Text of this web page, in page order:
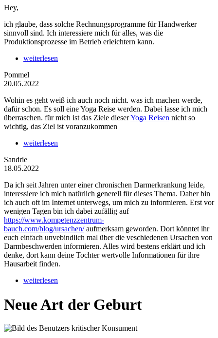
Hey,
ich glaube, dass solche Rechnungsprogramme für Handwerker
sinnvoll sind. Ich interessiere mich für alles, was die
Produktionsprozesse im Betrieb erleichtern kann.
weiterlesen
Pommel
20.05.2022
Wohin es geht weiß ich auch noch nicht. was ich machen werde,
dafür schon. Es soll eine Yoga Reise werden. Dabei lasse ich mich
überraschen. für mich ist das Ziele dieserYoga Reisen nicht so
wichtig, das Ziel ist voranzukommen
weiterlesen
Sandrie
18.05.2022
Da ich seit Jahren unter einer chronischen Darmerkrankung leide,
interessiere ich mich natürlich generell für dieses Thema. Daher bin
ich auch oft im Internet unterwegs, um mich zu informieren. Erst vor
wenigen Tagen bin ich dabei zufällig auf
https://www.kompetenzzentrum-
bauch.com/blog/ursachen/aufmerksam geworden. Dort könntet ihr
euch einfach unvebindlich mal über die veschiedenen Ursachen von
Darmbeschwerden informieren. Alles wird bestens erklärt und ich
denke, dort kann deine Tochter wertvolle Informationen für ihre
Hausarbeit finden.
weiterlesen
Neue Art der Geburt